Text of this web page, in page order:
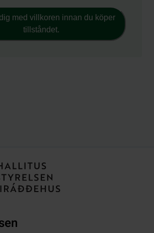
med villkoren innan du köper
tillståndet.